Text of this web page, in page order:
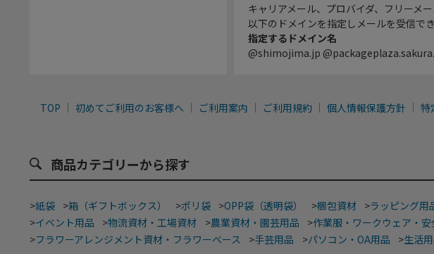
キャリアメール、プロバイダ、フリーメ
以下のドメインを指定しメールを受信で
指定するドメイン名
@shimojima.jp
TOP 初めてご利用のお客様へ ご利用案内 ご利用規約 個人情報保護方針 特
商品カテゴリーから探す
>紙袋 >箱（ギフトボックス） >ポリ袋 >OPP袋（透明袋） >梱包資材 >ラッピング用
>イベント用品 >物流資材・工場資材 >農業資材・園芸用品 >作業服・ワークウェア・安
>フラワーアレンジメント資材・フラワーベース >手芸用品 >パソコン・OA用品 >生活